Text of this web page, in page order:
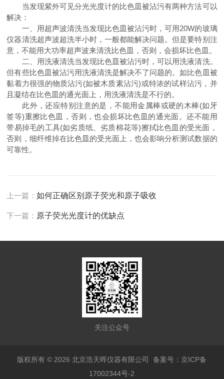
当发现紫外可见分光光度计的比色皿被沾污有两种方法可以
解决：
一、用超声波清洗当发现比色皿被沾污时，可用20W的玻璃
仪器清洗超声波超洗半小时，一般都能解决问题。但是要特别注
意，不能用大功率超声波来清洗比色皿，否则，会损坏比色皿。
二、用洗液清洗当发现比色皿被沾污时，可以用洗液清洗。
但有些比色皿被沾污用洗液清洗是解决不了问题的。如比色皿被
黏着力很强的物质沾污(如被木质素沾污)或特浓的试样沾污，并
且凝结在比色皿的通光面上，用洗液清洗是不行的。
此外，还应特别注意的是，不能用金属棒或硬的木棒(如牙
签等)重擦比色皿，否则，也会损坏比色皿的通光面。还不能用
带易掉毛的工具(如劣质纸、劣质棉花等)擦拭比色皿的受光面，
否则，细纤维掉在比色皿的受光面上，也会影响分析测试数据的
可靠性。
上一篇：如何正确区别原子荧光和原子吸收
下一篇： 原子荧光光度计的优缺点
关注公众号
版权所有 © 2026 北京浩天晖仪器有限公司备案号：京ICP备
17002344号-2